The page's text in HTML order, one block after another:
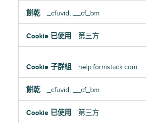
_cfuvid, __cf_bm
第三方
help.formstack.com
_cfuvid, __cf_bm
第三方